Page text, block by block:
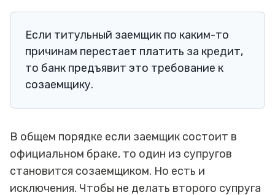
Если титульный заемщик по каким-то
причинам перестает платить за кредит,
то банк предъявит это требование к
созаемщику.
В общем порядке если заемщик состоит в
официальном браке, то один из супругов
становится созаемщиком. Но есть и
исключения. Чтобы не делать второго супруга